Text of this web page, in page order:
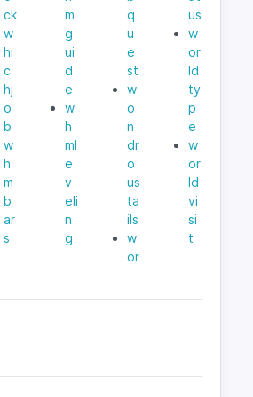
ck
w
hi
c
hj
o
b
w
h
m
b
ar
s
m
g
ui
d
e
w
h
ml
e
v
eli
n
g
q
u
e
st
w
o
n
dr
o
us
ta
ils
w
or
us
w
or
ld
ty
p
e
w
or
ld
vi
si
t